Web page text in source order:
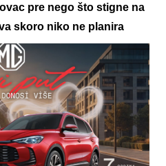
pre nego što stigne na
skoro niko ne planira